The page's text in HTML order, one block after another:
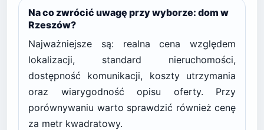
Na co zwrócić uwagę przy wyborze: dom w
Rzeszów?
Najważniejsze są: realna cena względem
lokalizacji, standard nieruchomości,
dostępność komunikacji, koszty utrzymania
oraz wiarygodność opisu oferty. Przy
porównywaniu warto sprawdzić również cenę
za metr kwadratowy.